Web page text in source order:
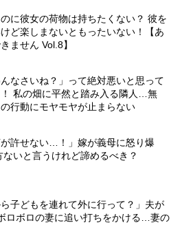
に彼女の荷物は持ちたくない？ 彼を
ど楽しまないともったいない！【あ
ません Vol.8】
んなさいね？」って絶対悪いと思って
私の畑に平然と踏み入る隣人…無
行動にモヤモヤが止まらない
が許せない…！」嫁が義母に怒り爆
いと言うけれど諦めるべき？
ら子どもを連れて外に行って？」夫が
ロボロの妻に追い打ちをかける…妻の